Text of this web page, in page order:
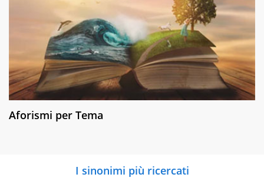
Aforismi per Tema
I sinonimi più ricercati